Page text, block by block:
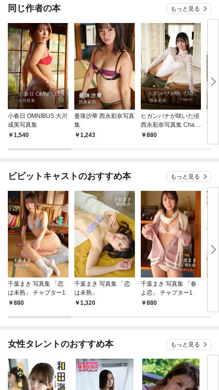
同じ作者の本 もっと見る
小春日 OMNIBUS 大川
成美写真集
1,540
曼珠沙華 西永彩奈写真
集
1,243
ヒガンバナが咲いた頃
西永彩奈写真集 Chapt
er2880
西
ビビットキャストのおすすめ本 もっと見る
千葉まき 写真集 「恋
は未熟」 チャプター1
880
千葉まき 写真集 「恋
は未熟」
1,320
千葉まき 写真集 「春
よ恋」 チャプター1
880
千
女性タレントのおすすめ本 もっと見る